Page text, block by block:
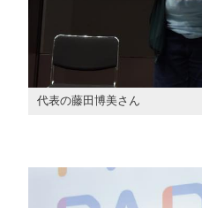
代表の藤田博美さん